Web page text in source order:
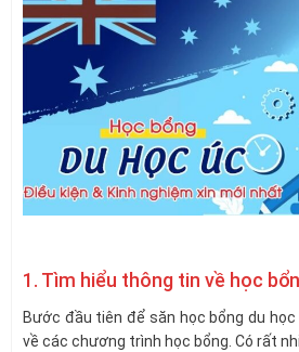
1. Tìm hiểu thông tin về học
Bước đầu tiên để săn học bổng du
về các chương trình học bổng. Có rất